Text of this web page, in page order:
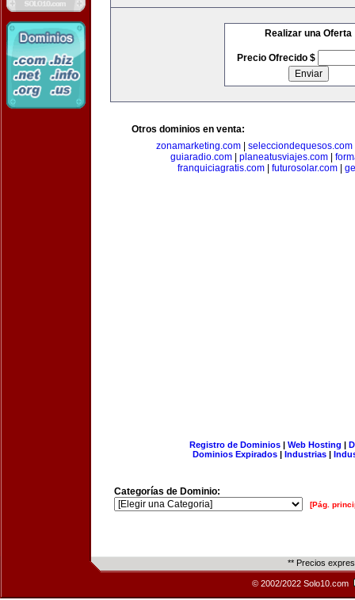
Realizar una Oferta
Precio Ofrecido $
Otros dominios en venta:
zonamarketing.com| selecciondequesos.com
guiaradio.com
planeatusviajes.com
franquiciagratis.com
futurosolar.com
Registro de Dominios| Web Hosting |
Dominios Expirados | Industrias |
Categorías de Dominio:
[Pág.
** Precios
© 2002/2022 Solo10.com